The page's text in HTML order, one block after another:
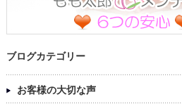
ブログカテゴリー
お客様の大切な声